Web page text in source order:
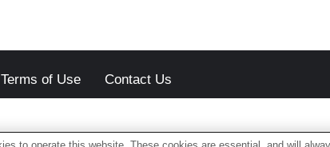
Terms of Use Contact Us